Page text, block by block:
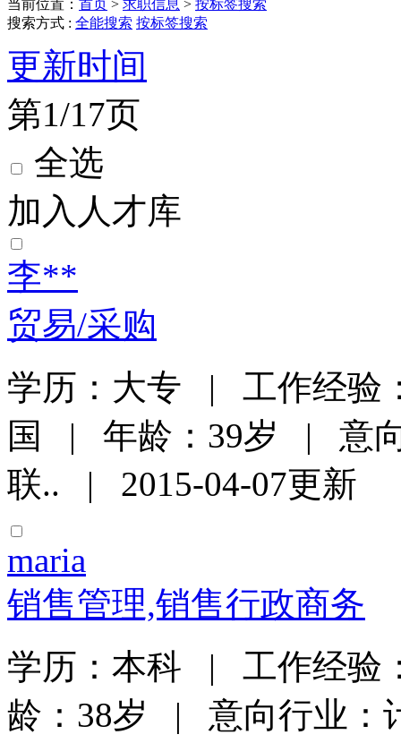
当前位置： 首页 > 求职信息 > 按标签搜索
搜索方式 : 全能搜索 按标签搜索
更新时间
第1/17页
全选
加入人才库
李**
贸易/采购
学历：大专 | 工作经验
国 | 年龄：39岁 | 意向
联.. | 2015-04-07更新
maria
销售管理,销售行政商务
学历：本科 | 工作经
龄：38岁 | 意向行业：